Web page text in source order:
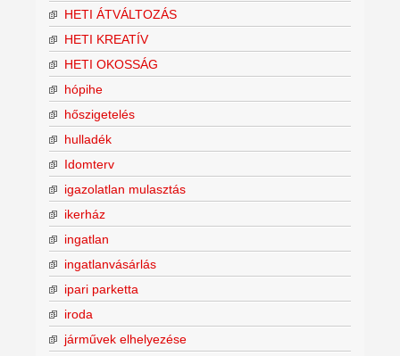
HETI ÁTVÁLTOZÁS
HETI KREATÍV
HETI OKOSSÁG
hópihe
hőszigetelés
hulladék
Idomterv
igazolatlan mulasztás
ikerház
ingatlan
ingatlanvásárlás
ipari parketta
iroda
járművek elhelyezése